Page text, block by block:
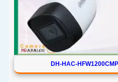
DH-HAC-